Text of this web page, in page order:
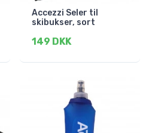
Accezzi Seler til
skibukser, sort
149 DKK